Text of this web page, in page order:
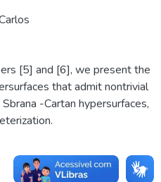
[5] and [6], we present the
that admit nontrivial
-Cartan hypersurfaces,